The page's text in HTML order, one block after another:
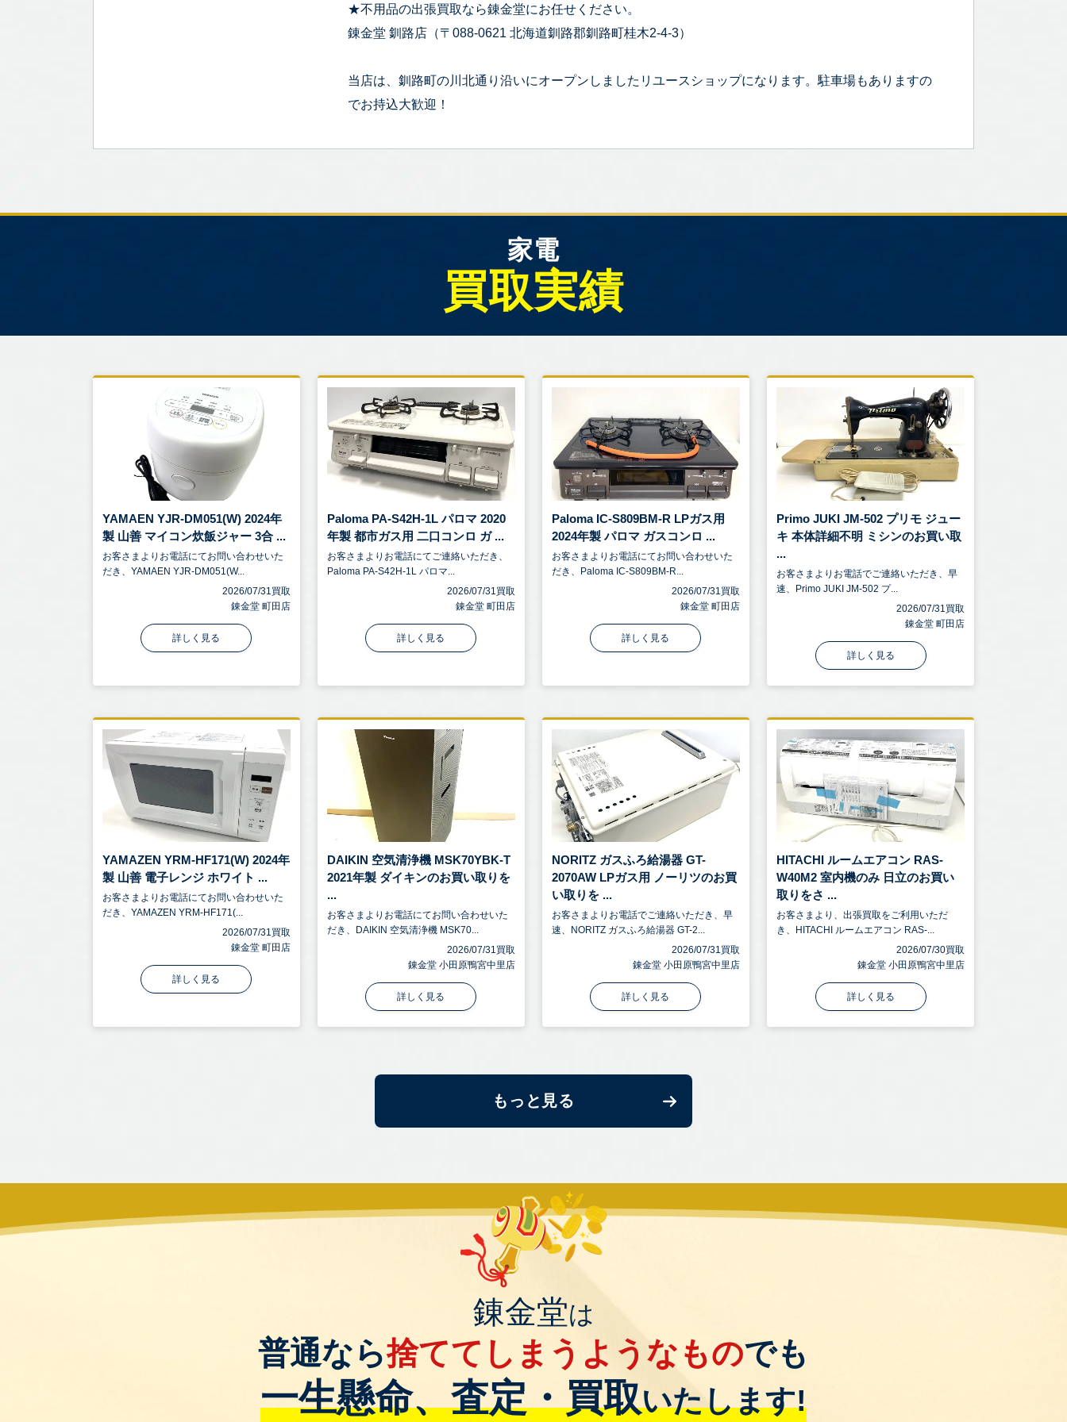
★不用品の出張買取なら錬金堂にお任せください。
錬金堂 釧路店（〒088-0621 北海道釧路郡釧路町桂木2-4-3）
当店は、釧路町の川北通り沿いにオープンしましたリユースショップになります。駐車場もありますの
でお持込大歓迎！
家電
買取実績
YAMAEN YJR-DM051(W) 2024年
製 山善 マイコン炊飯ジャー 3合 ...
お客さまよりお電話にてお問い合わせいた
だき、YAMAEN YJR-DM051(W...
2026/07/31買取
錬金堂 町田店
詳しく見る
Paloma PA-S42H-1L パロマ 2020
年製 都市ガス用 二口コンロ ガ ...
お客さまよりお電話にてご連絡いただき、
Paloma PA-S42H-1L パロマ...
2026/07/31買取
錬金堂 町田店
詳しく見る
Paloma IC-S809BM-R LPガス用
2024年製 パロマ ガスコンロ ...
お客さまよりお電話にてお問い合わせいた
だき、Paloma IC-S809BM-R...
2026/07/31買取
錬金堂 町田店
詳しく見る
Primo JUKI JM-502 プリモ ジュー
キ 本体詳細不明 ミシンのお買い取
...
お客さまよりお電話でご連絡いただき、早
速、Primo JUKI JM-502 プ...
2026/07/31買取
錬金堂 町田店
詳しく見る
YAMAZEN YRM-HF171(W) 2024年
製 山善 電子レンジ ホワイト ...
お客さまよりお電話にてお問い合わせいた
だき、YAMAZEN YRM-HF171(...
2026/07/31買取
錬金堂 町田店
詳しく見る
DAIKIN 空気清浄機 MSK70YBK-T
2021年製 ダイキンのお買い取りを
...
お客さまよりお電話にてお問い合わせいた
だき、DAIKIN 空気清浄機 MSK70...
2026/07/31買取
錬金堂 小田原鴨宮中里店
詳しく見る
NORITZ ガスふろ給湯器 GT-
2070AW LPガス用 ノーリツのお買
い取りを ...
お客さまよりお電話でご連絡いただき、早
速、NORITZ ガスふろ給湯器 GT-2...
2026/07/31買取
錬金堂 小田原鴨宮中里店
詳しく見る
HITACHI ルームエアコン RAS-
W40M2 室内機のみ 日立のお買い
取りをさ ...
お客さまより、出張買取をご利用いただ
き、HITACHI ルームエアコン RAS-...
2026/07/30買取
錬金堂 小田原鴨宮中里店
詳しく見る
もっと見る
錬金堂は
普通なら捨ててしまうようなものでも
一生懸命、査定・買取いたします!